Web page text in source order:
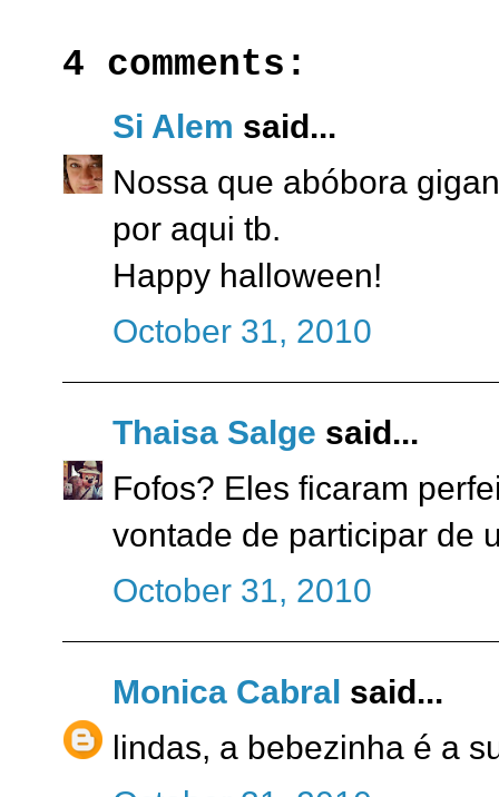
4 comments:
Si Alem said...
Nossa que abóbora
por aqui tb.
Happy halloween!
October 31, 2010
Thaisa Salge said...
Fofos? Eles ficaram
vontade de participar de
October 31, 2010
Monica Cabral said...
lindas, a bebezinha é a